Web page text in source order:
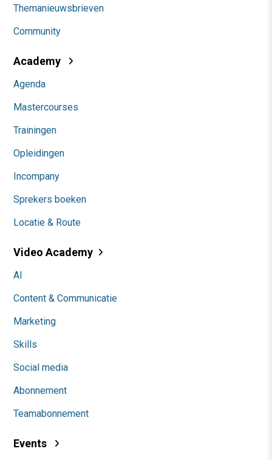
Themanieuwsbrieven
Community
Academy
Agenda
Mastercourses
Trainingen
Opleidingen
Incompany
Sprekers boeken
Locatie & Route
Video Academy
AI
Content & Communicatie
Marketing
Skills
Social media
Abonnement
Teamabonnement
Events